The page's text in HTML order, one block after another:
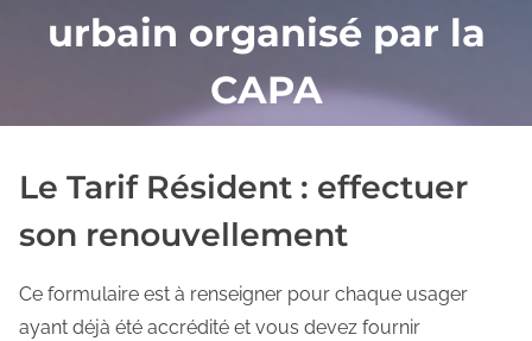
urbain organisé par la
CAPA
Le Tarif Résident : effectuer
son renouvellement
Ce formulaire est à renseigner pour chaque usager
ayant déjà été accrédité et vous devez fournir